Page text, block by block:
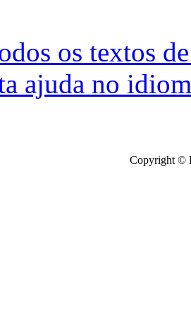
os textos
ajuda no
Copyright ©